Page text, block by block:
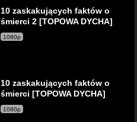
10 zaskakujących faktów o
śmierci 2 [TOPOWA DYCHA]
1080p
10 zaskakujących faktów o
śmierci [TOPOWA DYCHA]
1080p